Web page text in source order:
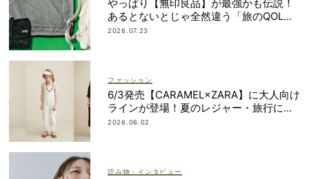
やっぱり【無印良品】が最強かも伝説！
あるとないとじゃ全然違う「旅のQOL爆
上げアイテム」
2026.07.23
ファッション
6/3発売【CARAMEL×ZARA】に大人向け
ラインが登場！夏のレジャー・旅行にも
おすすめ
2026.06.02
読み物・インタビュー